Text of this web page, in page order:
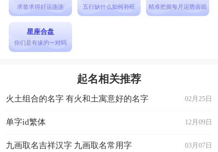
求签求得好运连连 五行缺什么如何补旺 精准把握每月运势吉凶
星座合盘
你们是有缘的一对吗
起名相关推荐
02月25日
火土组合的名字 有火和土寓意好的名字
12月09日
单字id繁体
03月07日
九画取名吉祥汉字 九画取名常用字